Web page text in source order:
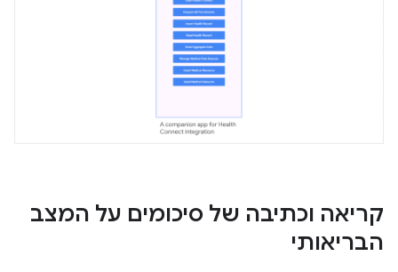
קריאה וכתיבה של סיכומים על המצב
הבריאותי